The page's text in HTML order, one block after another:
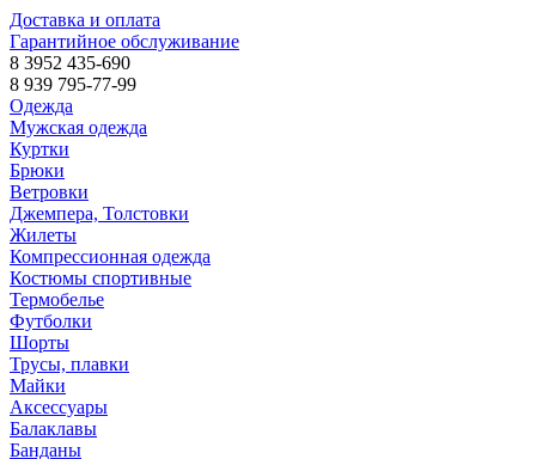
Доставка и оплата
Гарантийное обслуживание
8 3952 435-690
8 939 795-77-99
Одежда
Мужская одежда
Куртки
Брюки
Ветровки
Джемпера, Толстовки
Жилеты
Компрессионная одежда
Костюмы спортивные
Термобелье
Футболки
Шорты
Трусы, плавки
Майки
Аксессуары
Балаклавы
Банданы